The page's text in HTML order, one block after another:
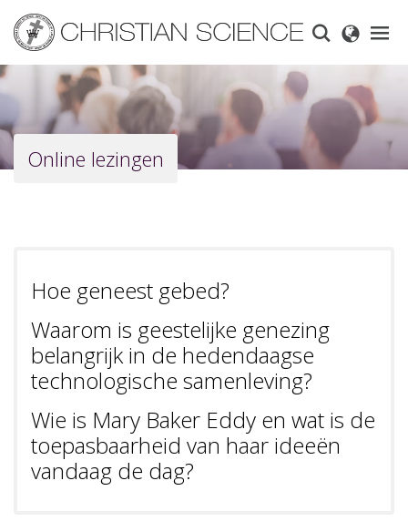
main
content
Online lezingen
Hoe geneest gebed?
Waarom is geestelijke genezing
belangrijk in de hedendaagse
technologische samenleving?
Wie is Mary Baker Eddy en wat is de
toepasbaarheid van haar ideeën
vandaag de dag?